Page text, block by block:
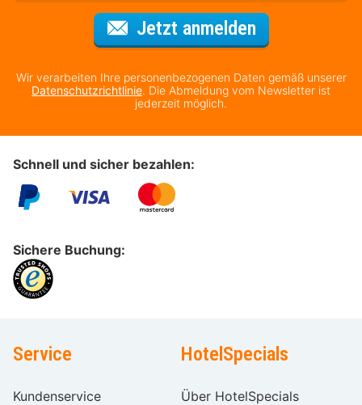
Jetzt anmeldenFür den
Wir verarbeiten Ihre personenbezogenen Daten gemäß unserer
Datenschutzrichtlinie. Die Abmeldung vom Newsletter ist
jederzeit möglich.
Schnell und sicher bezahlen:
Sichere Buchung:
Service
Kundenservice
HotelSpecials
Über HotelSpecials